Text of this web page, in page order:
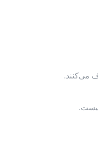
می‌کنند.